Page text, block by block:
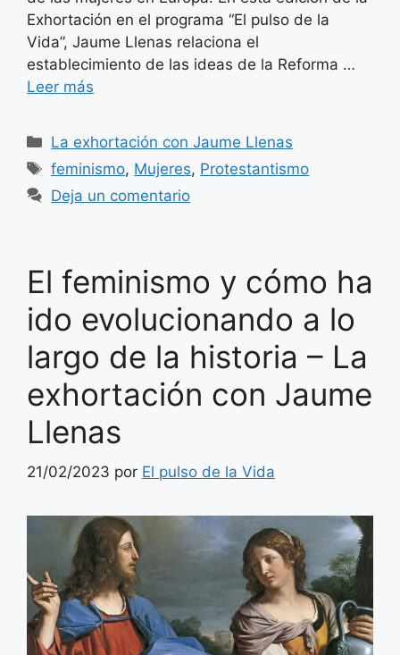
Exhortación en el programa “El pulso de la
Vida”, Jaume Llenas relaciona el
establecimiento de las ideas de la Reforma …
Leer más
Categorías
La exhortación con Jaume Llenas
Etiquetas
feminismo, Mujeres, Protestantismo
Deja un comentario
El feminismo y cómo ha
ido evolucionando a lo
largo de la historia – La
exhortación con Jaume
Llenas
21/02/2023 por El pulso de la Vida